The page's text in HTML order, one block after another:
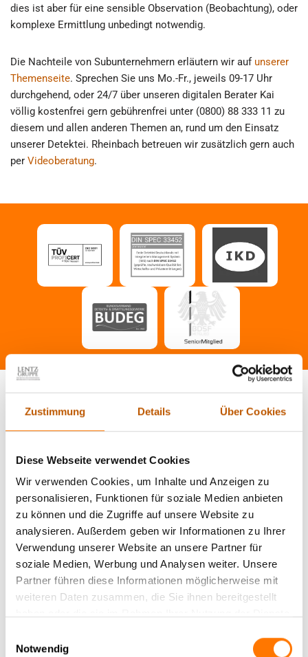
Zustimmung Details Über Cookies
Diese Webseite verwendet Cookies
Wir verwenden Cookies, um Inhalte und Anzeigen zu
personalisieren, Funktionen für soziale Medien anbieten
zu können und die Zugriffe auf unsere Website zu
analysieren. Außerdem geben wir Informationen zu Ihrer
Verwendung unserer Website an unsere Partner für
soziale Medien, Werbung und Analysen weiter. Unsere
Partner führen diese Informationen möglicherweise mit
weiteren Daten zusammen, die Sie ihnen bereitgestellt
Notwendig
dies ist aber für eine sensible Observation (Beobachtung), oder
komplexe Ermittlung unbedingt notwendig.
Die Nachteile von Subunternehmern erläutern wir auf unserer
Themenseite. Sprechen Sie uns Mo.-Fr., jeweils 09-17 Uhr
durchgehend, oder 24/7 über unseren digitalen Berater Kai
völlig kostenfrei gern gebührenfrei unter (0800) 88 333 11 zu
diesem und allen anderen Themen an, rund um den Einsatz
unserer Detektei. Rheinbach betreuen wir zusätzlich gern auch
per Videoberatung.